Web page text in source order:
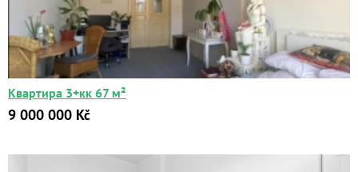
Квартира 3+кк 67 м²
9 000 000 Kč